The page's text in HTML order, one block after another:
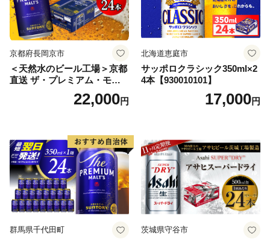
京都府長岡京市
＜天然水のビール工場＞京都
直送 ザ・プレミアム・モル
ツ 350ml×24本 プレモル [149
22,000円
北海道恵庭市
サッポロクラシック350ml×2
4本【930010101】
17,000円
群馬県千代田町 茨城県守谷市